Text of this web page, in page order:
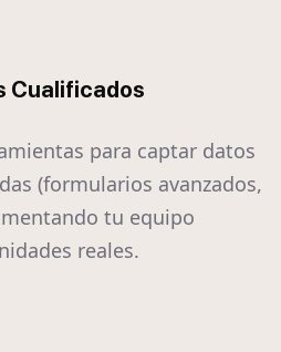
Cualificados
para captar datos
(formularios avanzados,
tu equipo
reales.